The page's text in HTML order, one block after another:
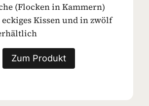
(Flocken in Kammern)
Kissen und in zwölf
Zum Produkt